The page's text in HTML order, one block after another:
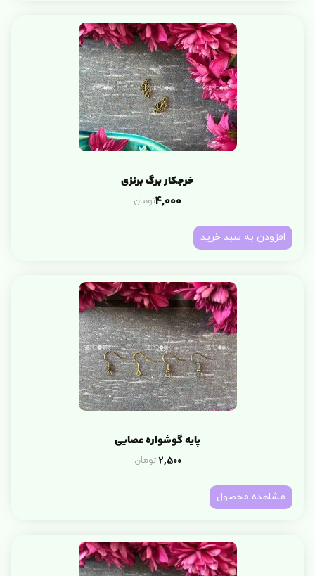
خرجکار برگ برنزی
4,000تومان
افزودن به سبد خرید
پایه گوشواره عصایی
2,500 تومان
مشاهده محصول